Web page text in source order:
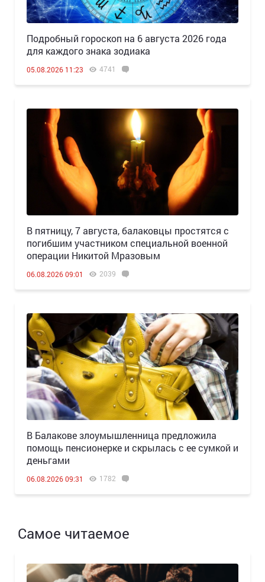
Подробный гороскоп на 6 августа 2026 года
для каждого знака зодиака
05.08.2026 11:23 4741
В пятницу, 7 августа, балаковцы простятся с
погибшим участником специальной военной
операции Никитой Мразовым
06.08.2026 09:01 2039
В Балакове злоумышленница предложила
помощь пенсионерке и скрылась с ее сумкой и
деньгами
06.08.2026 09:31 1782
Самое читаемое